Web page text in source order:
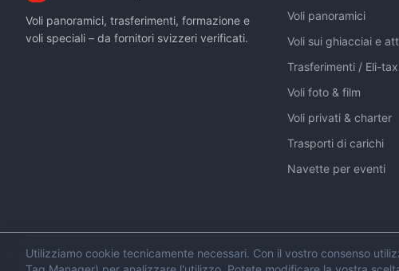
Voli panoramici, trasferimenti, formazione e
voli speciali – da fornitori svizzeri verificati.
Voli panoramici
Voli sui ghiacciai e
Trasferimenti / Eli-
Voli foto & film
Voli privati & charter
Trasporti di carichi
Navette per eventi
Utilizziamo cookie tecnicamente necessari. Con il vostro consenso